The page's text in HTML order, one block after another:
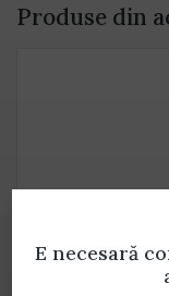
Produse din
E necesară